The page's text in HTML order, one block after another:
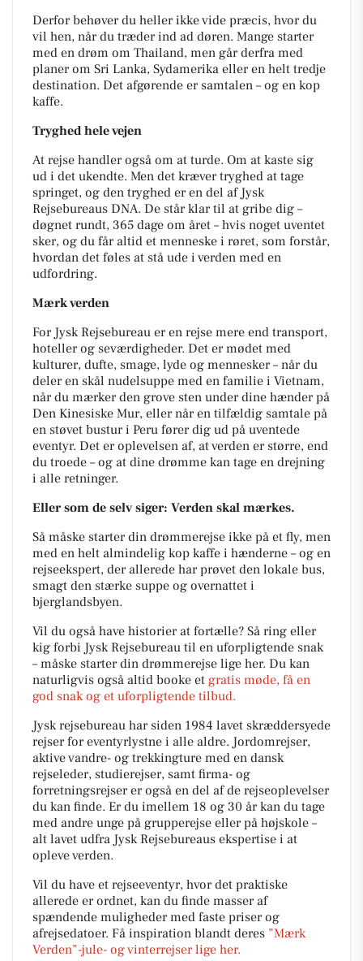
Derfor behøver du heller ikke vide præcis, hvor du
vil hen, når du træder ind ad døren. Mange starter
med en drøm om Thailand, men går derfra med
planer om Sri Lanka, Sydamerika eller en helt tredje
destination. Det afgørende er samtalen – og en kop
kaffe.
Tryghed hele vejen
At rejse handler også om at turde. Om at kaste sig
ud i det ukendte. Men det kræver tryghed at tage
springet, og den tryghed er en del af Jysk
Rejsebureaus DNA. De står klar til at gribe dig –
døgnet rundt, 365 dage om året – hvis noget uventet
sker, og du får altid et menneske i røret, som forstår,
hvordan det føles at stå ude i verden med en
udfordring.
Mærk verden
For Jysk Rejsebureau er en rejse mere end transport,
hoteller og seværdigheder. Det er mødet med
kulturer, dufte, smage, lyde og mennesker – når du
deler en skål nudelsuppe med en familie i Vietnam,
når du mærker den grove sten under dine hænder på
Den Kinesiske Mur, eller når en tilfældig samtale på
en støvet bustur i Peru fører dig ud på uventede
eventyr. Det er oplevelsen af, at verden er større, end
du troede – og at dine drømme kan tage en drejning
i alle retninger.
Eller som de selv siger: Verden skal mærkes.
Så måske starter din drømmerejse ikke på et fly, men
med en helt almindelig kop kaffe i hænderne – og en
rejseekspert, der allerede har prøvet den lokale bus,
smagt den stærke suppe og overnattet i
bjerglandsbyen.
Vil du også have historier at fortælle? Så ring eller
kig forbi Jysk Rejsebureau til en uforpligtende snak
– måske starter din drømmerejse lige her. Du kan
naturligvis også altid booke et gratis møde, få en
god snak og et uforpligtende tilbud.
Jysk rejsebureau har siden 1984 lavet skræddersyede
rejser for eventyrlystne i alle aldre. Jordomrejser,
aktive vandre- og trekkingture med en dansk
rejseleder, studierejser, samt firma- og
forretningsrejser er også en del af de rejseoplevelser
du kan finde. Er du imellem 18 og 30 år kan du tage
med andre unge på grupperejse eller på højskole –
alt lavet udfra Jysk Rejsebureaus ekspertise i at
opleve verden.
Vil du have et rejseeventyr, hvor det praktiske
allerede er ordnet, kan du finde masser af
spændende muligheder med faste priser og
afrejsedatoer. Få inspiration blandt deres ”Mærk
Verden”-jule- og vinterrejser lige her.